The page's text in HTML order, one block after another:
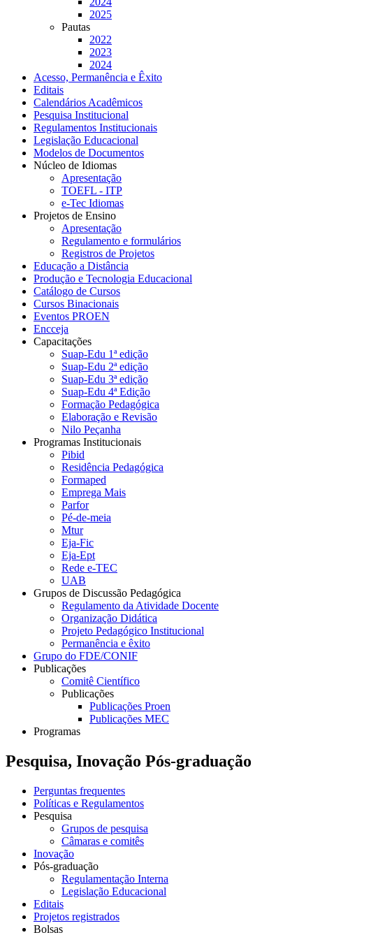
2025
Pautas
2022
2023
2024
Acesso, Permanência e Êxito
Editais
Calendários Acadêmicos
Pesquisa Institucional
Regulamentos Institucionais
Legislação Educacional
Modelos de Documentos
Núcleo de Idiomas
Apresentação
TOEFL - ITP
e-Tec Idiomas
Projetos de Ensino
Apresentação
Regulamento e formulários
Registros de Projetos
Educação a Distância
Produção e Tecnologia Educacional
Catálogo de Cursos
Cursos Binacionais
Eventos PROEN
Encceja
Capacitações
Suap-Edu 1ª edição
Suap-Edu 2ª edição
Suap-Edu 3ª edição
Suap-Edu 4ª Edição
Formação Pedagógica
Elaboração e Revisão
Nilo Peçanha
Programas Institucionais
Pibid
Residência Pedagógica
Formaped
Emprega Mais
Parfor
Pé-de-meia
Mtur
Eja-Fic
Eja-Ept
Rede e-TEC
UAB
Grupos de Discussão Pedagógica
Regulamento da Atividade Docente
Organização Didática
Projeto Pedagógico Institucional
Permanência e êxito
Grupo do FDE/CONIF
Publicações
Comitê Científico
Publicações
Publicações Proen
Publicações MEC
Programas
Pesquisa, Inovação Pós-graduação
Perguntas frequentes
Políticas e Regulamentos
Pesquisa
Grupos de pesquisa
Câmaras e comitês
Inovação
Pós-graduação
Regulamentação Interna
Legislação Educacional
Editais
Projetos registrados
Bolsas